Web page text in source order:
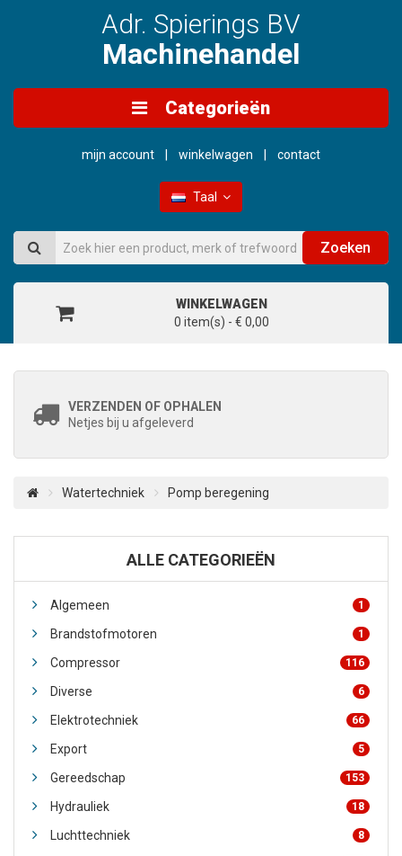
Adr. Spierings BV
Machinehandel
Categorieën
mijn account winkelwagen contact
Taal
Zoeken
WINKELWAGEN
0 item(s) - € 0,00
VERZENDEN OF OPHALEN
Netjes bij u afgeleverd
Watertechniek Pomp beregening
ALLE CATEGORIEËN
Algemeen 1
Brandstofmotoren 1
Compressor 116
Diverse 6
Elektrotechniek 66
Export 5
Gereedschap 153
Hydrauliek 18
Luchttechniek 8